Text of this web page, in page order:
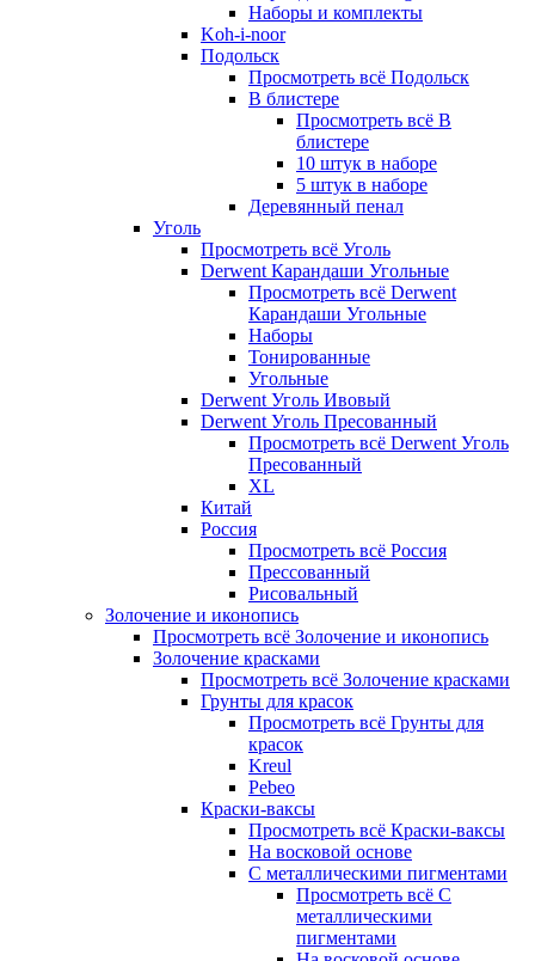
Наборы и комплекты
Koh-i-noor
Подольск
Просмотреть всё Подольск
В блистере
Просмотреть всё В
блистере
10 штук в наборе
5 штук в наборе
Деревянный пенал
Уголь
Просмотреть всё Уголь
Derwent Карандаши Угольные
Просмотреть всё Derwent
Карандаши Угольные
Наборы
Тонированные
Угольные
Derwent Уголь Ивовый
Derwent Уголь Пресованный
Просмотреть всё Derwent Уголь
Пресованный
XL
Китай
Россия
Просмотреть всё Россия
Прессованный
Рисовальный
Золочение и иконопись
Просмотреть всё Золочение и иконопись
Золочение красками
Просмотреть всё Золочение красками
Грунты для красок
Просмотреть всё Грунты для
красок
Kreul
Pebeo
Краски-ваксы
Просмотреть всё Краски-ваксы
На восковой основе
С металлическими пигментами
Просмотреть всё С
металлическими
пигментами